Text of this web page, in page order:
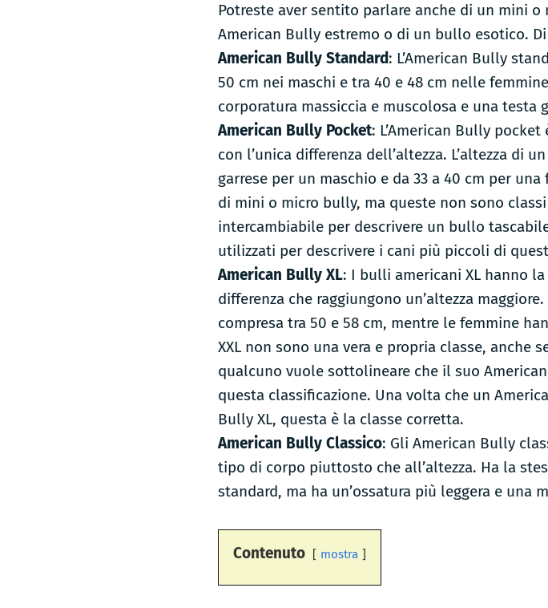
Potreste aver sentito parlare anche di un mini
American Bully estremo o di un bullo esotico.
American Bully Standard: L’American Bully
50 cm nei maschi e tra 40 e 48 cm nelle
corporatura massiccia e muscolosa e una testa
American Bully Pocket: L’American Bully
con l’unica differenza dell’altezza. L’altezza di
garrese per un maschio e da 33 a 40 cm per
di mini o micro bully, ma queste non sono
intercambiabile per descrivere un bullo
utilizzati per descrivere i cani più piccoli di
American Bully XL: I bulli americani XL hanno
differenza che raggiungono un’altezza
compresa tra 50 e 58 cm, mentre le femmine
XXL non sono una vera e propria classe, anche
qualcuno vuole sottolineare che il suo
questa classificazione. Una volta che un
Bully XL, questa è la classe corretta.
American Bully Classico: Gli American Bully
tipo di corpo piuttosto che all’altezza. Ha la
standard, ma ha un’ossatura più leggera e una
Contenuto mostra